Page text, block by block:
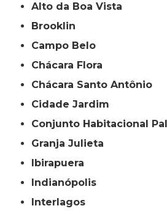
Alto da Boa Vista
Brooklin
Campo Belo
Chácara Flora
Chácara Santo Antônio
Cidade Jardim
Conjunto Habitacional
Granja Julieta
Ibirapuera
Indianópolis
Interlagos